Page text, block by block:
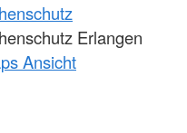
Erlangen
Ansicht